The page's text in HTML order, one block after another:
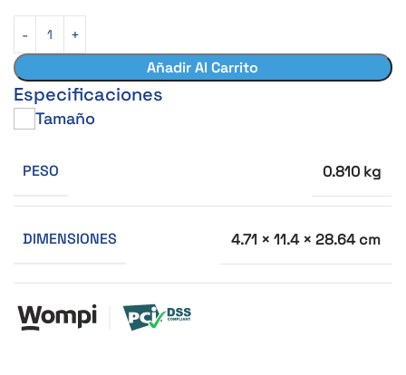
Añadir Al Carrito
Especificaciones
Tamaño
PESO 0.810 kg
DIMENSIONES 4.71 × 11.4 × 28.64 cm